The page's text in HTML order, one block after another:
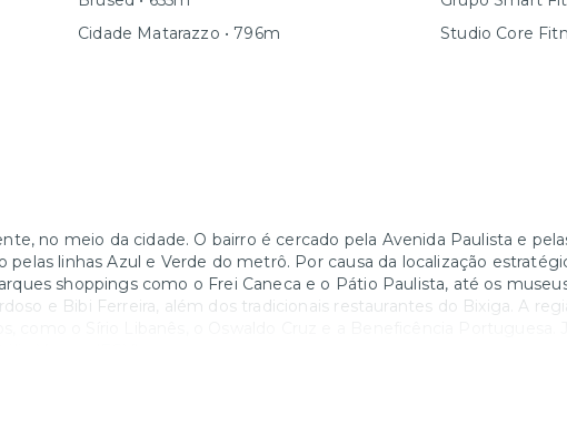
Cidade Matarazzo • 796m
Studio Core
no meio da cidade. O bairro é cercado pela Avenida Paulista e
linhas Azul e Verde do metrô. Por causa da localização
shoppings como o Frei Caneca e o Pátio Paulista, até os
e Bibi Ferreira, além dos tradicionais restaurantes do Bixiga. A
Vargas (FGV).